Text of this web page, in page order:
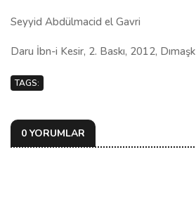
Seyyid Abdülmacid el Gavri
Daru İbn-i Kesir, 2. Baskı, 2012, Dımaşk
TAGS:
0 YORUMLAR